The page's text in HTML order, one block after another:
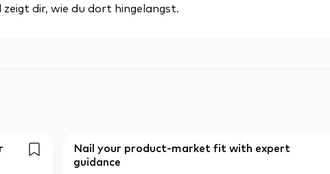
dir, wie du dort hingelangst.
Nail your product-market fit with expert
guidance